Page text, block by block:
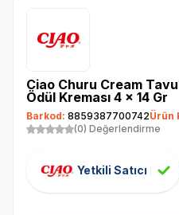
Ciao Churu Cream
Ödül Kreması 4 x 14 Gr
Barkod: 8859387700742Ürün
(0) Değerlendirme
Yetkili Satıcı